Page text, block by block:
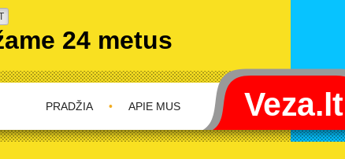
24 metus
APIE MUS
•
PRADŽIA